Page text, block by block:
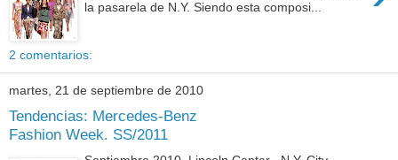
la pasarela de N.Y. Siendo esta composi...
2 comentarios:
martes, 21 de septiembre de 2010
Tendencias: Mercedes-Benz
Fashion Week. SS/2011